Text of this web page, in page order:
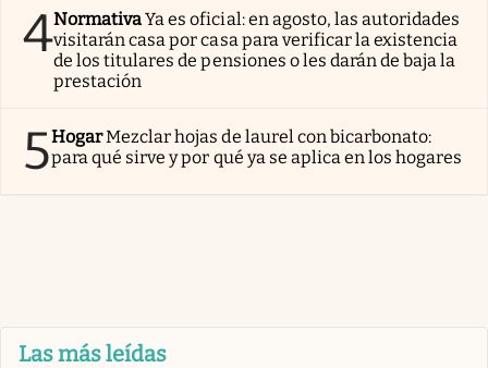
4NormativaYa es oficial: en agosto, las autoridades
visitarán casa por casa para verificar la existencia
de los titulares de pensiones o les darán de baja la
prestación
5HogarMezclar hojas de laurel con bicarbonato:
para qué sirve y por qué ya se aplica en los hogares
Las más leídas